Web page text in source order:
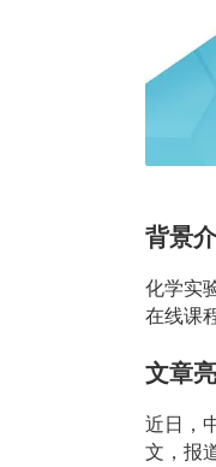
背景
化学实
在线课
文章
近日，
文，报